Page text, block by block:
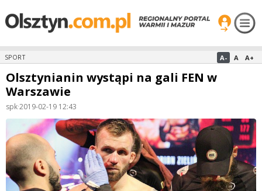
SPORT A- A A+
Olsztynianin wystąpi na gali FEN w
Warszawie
spk·2019-02-19 12:43